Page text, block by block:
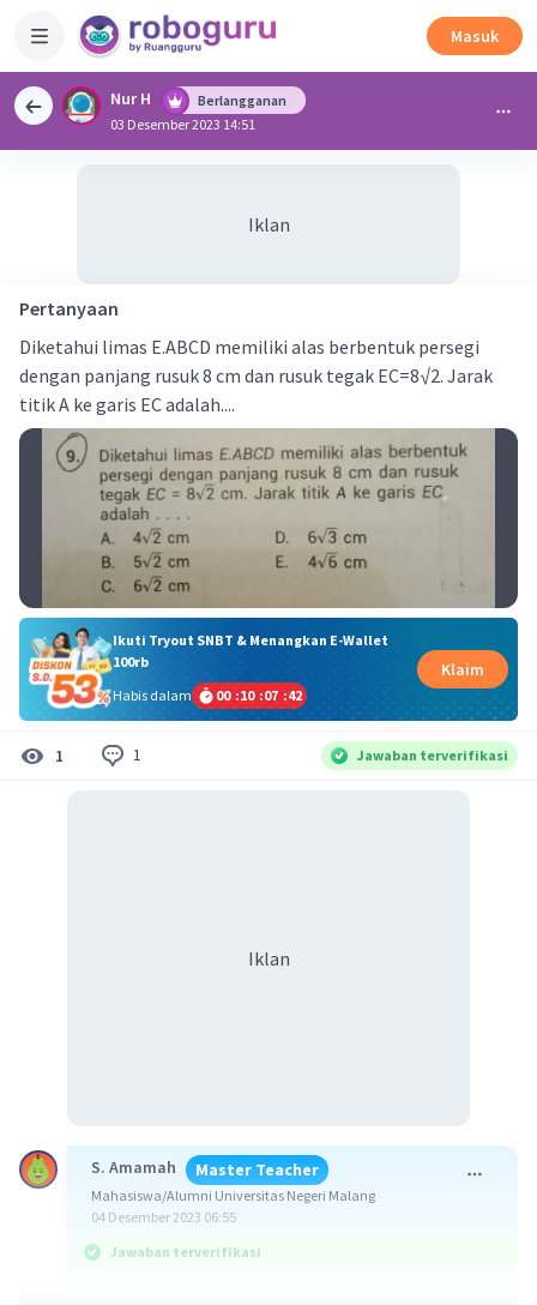
Masuk
Nur H
Berlangganan
03 Desember 2023 14:51
Iklan
Pertanyaan
Diketahui limas E.ABCD memiliki alas berbentuk persegi
dengan panjang rusuk 8 cm dan rusuk tegak EC=8√2. Jarak
titik A ke garis EC adalah....
Ikuti Tryout SNBT & Menangkan E-Wallet
100rb
Habis dalam
00 :10 :07 :42
Klaim
1 1 Jawaban terverifikasi
Iklan
S. Amamah Master Teacher
Mahasiswa/Alumni Universitas Negeri Malang
04 Desember 2023 06:55
Jawaban terverifikasi